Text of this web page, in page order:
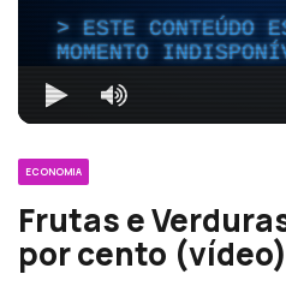
ESTE CONTEÚDO
MOMENTO
ECONOMIA
Frutas e
por cento (vídeo)